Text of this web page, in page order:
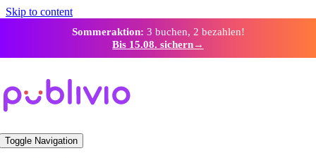
Skip to content
Sommeraktion: 3 buchen, 2 bezahlen!
Bis 15.08. sichern→
Toggle Navigation